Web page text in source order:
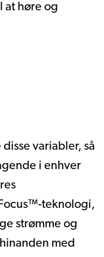
høre og
variabler, så
i enhver
teknologi,
strømme og
med